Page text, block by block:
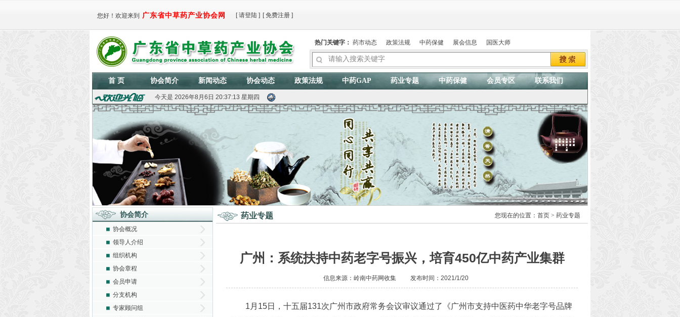
您好！欢迎来到 广东省中草药产业协会网 [ 请登陆 ] [ 免费注册 ]
热门关键字： 药市动态 政策法规 中药保健 展会信息 国医大师
首 页 协会简介 新闻动态 协会动态 政策法规 中药GAP 药业专题 中药保健 会员专区 联系我们
今天是 2026年8月6日 20:37:14 星期四
协会简介
协会概况
领导人介绍
组织机构
协会章程
会员申请
分支机构
专家顾问组
药业专题 您现在的位置： 首页 > 药业专题
广州：系统扶持中药老字号振兴，培育450亿中药产业集群
信息来源：岭南中药网收集 发布时间：2021/1/20
1月15日，十五届131次广州市政府常务会议审议通过了《广州市支持中医药中华老字号品牌